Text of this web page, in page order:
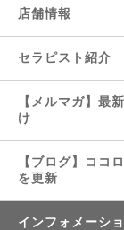
店舗情報
セラピスト紹介
【メルマガ】最
け
【ブログ】ココ
を更新
インフォメーシ